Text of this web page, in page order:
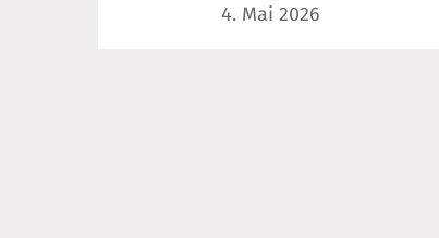
4. Mai 2026